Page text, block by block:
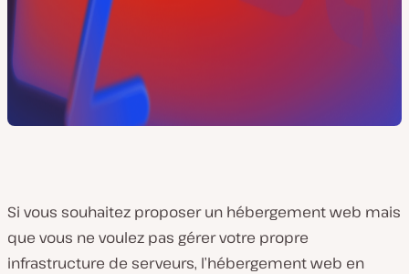
Si vous souhaitez proposer un hébergement web mais
que vous ne voulez pas gérer votre propre
infrastructure de serveurs, l’hébergement web en